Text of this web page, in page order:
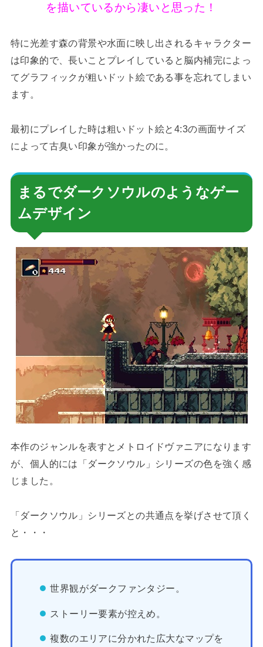
を描いているから凄いと思った！
特に光差す森の背景や水面に映し出されるキャラクター
は印象的で、長いことプレイしていると脳内補完によっ
てグラフィックが粗いドット絵である事を忘れてしまい
ます。
最初にプレイした時は粗いドット絵と4:3の画面サイズ
によって古臭い印象が強かったのに。
まるでダークソウルのようなゲー
ムデザイン
本作のジャンルを表すとメトロイドヴァニアになります
が、個人的には「ダークソウル」シリーズの色を強く感
じました。
「ダークソウル」シリーズとの共通点を挙げさせて頂く
と・・・
世界観がダークファンタジー。
ストーリー要素が控えめ。
複数のエリアに分かれた広大なマップを